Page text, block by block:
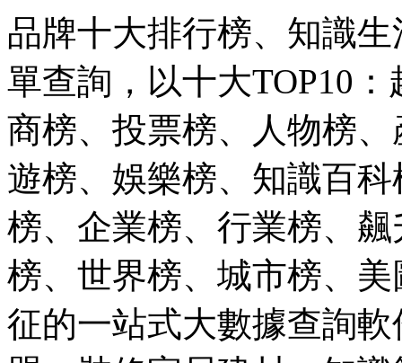
品牌十大排行榜、知識
單查詢，以十大TOP10
商榜、投票榜、人物榜
遊榜、娛樂榜、知識百
榜、企業榜、行業榜、
榜、世界榜、城市榜、
征的一站式大數據查詢